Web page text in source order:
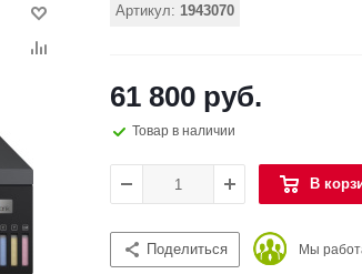
Артикул: 1943070
61 800 руб.
Товар в наличии
В
Поделиться Мы